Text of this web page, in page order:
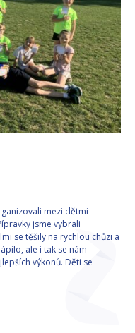
mezi dětmi
jsme vybrali
se těšily na rychlou chůzi a
ale i tak se nám
výkonů. Děti se